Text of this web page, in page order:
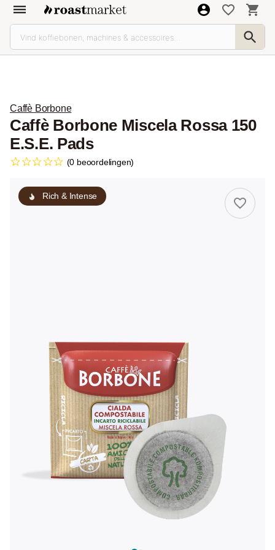
Caffè Borbone
Caffè Borbone Miscela Rossa 150
E.S.E. Pads
(0 beoordelingen)
Rich & Intense